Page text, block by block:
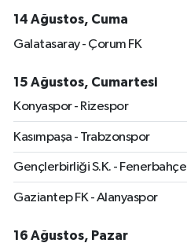
14 Ağustos, Cuma
Galatasaray - Çorum FK
15 Ağustos, Cumartesi
Konyaspor - Rizespor
Kasımpaşa - Trabzonspor
Gençlerbirliği S.K. - Fenerbahçe
Gaziantep FK - Alanyaspor
16 Ağustos, Pazar